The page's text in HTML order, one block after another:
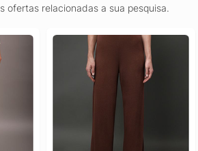
ofertas relacionadas a sua pesquisa.